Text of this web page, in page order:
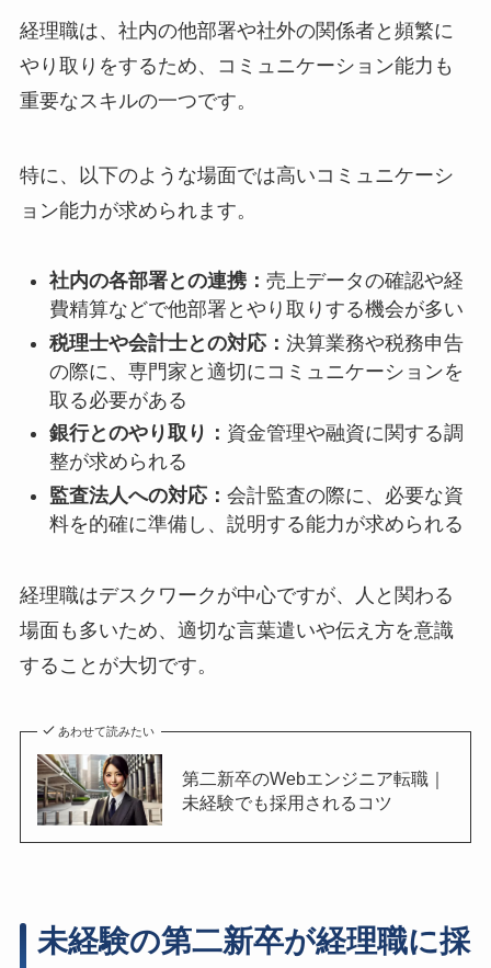
経理職は、社内の他部署や社外の関係者と頻繁に
やり取りをするため、コミュニケーション能力も
重要なスキルの一つです。
特に、以下のような場面では高いコミュニケーシ
ョン能力が求められます。
社内の各部署との連携： 売上データの確認や経
費精算などで他部署とやり取りする機会が多い
税理士や会計士との対応： 決算業務や税務申告
の際に、専門家と適切にコミュニケーションを
取る必要がある
銀行とのやり取り： 資金管理や融資に関する調
整が求められる
監査法人への対応： 会計監査の際に、必要な資
料を的確に準備し、説明する能力が求められる
経理職はデスクワークが中心ですが、人と関わる
場面も多いため、適切な言葉遣いや伝え方を意識
することが大切です。
あわせて読みたい
第二新卒のWebエンジニア転職｜
未経験でも採用されるコツ
未経験の第二新卒が経理職に採